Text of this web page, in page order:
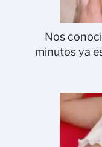
Nos
minutos ya